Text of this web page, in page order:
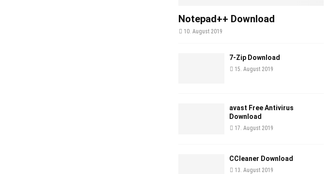
Notepad++ Download
10. August 2019
7-Zip Download
15. August 2019
avast Free Antivirus
Download
17. August 2019
CCleaner Download
13. August 2019